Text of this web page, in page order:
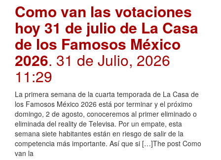
Como van las votaciones
hoy 31 de julio de La Casa
de los Famosos México
2026. 31 de Julio, 2026
11:29
La primera semana de la cuarta temporada de La Casa de
los Famosos México 2026 está por terminar y el próximo
domingo, 2 de agosto, conoceremos al primer eliminado o
eliminada del reality de Televisa. Por un empate, esta
semana siete habitantes están en riesgo de salir de la
competencia más importante. Así que si […]The post Como
van la